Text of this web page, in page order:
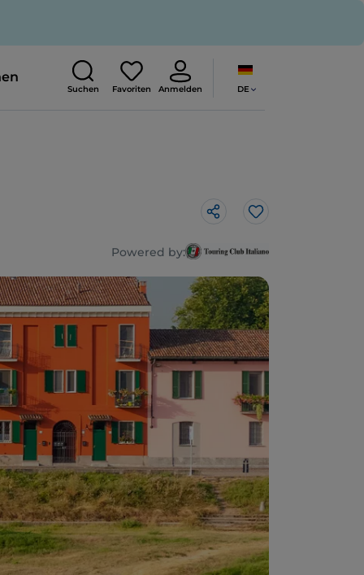
Suchen Favoriten Anmelden DE
Like
Powered by: